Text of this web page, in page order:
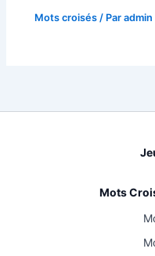
Mots croisés / Paradmin
Mots